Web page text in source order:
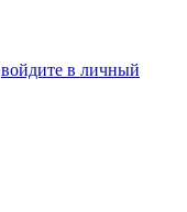
войдите в личный